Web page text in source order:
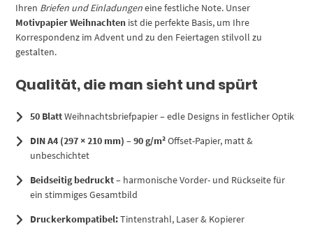
Ihren Briefen und Einladungeneine festliche Note. Unser
Motivpapier Weihnachten ist die perfekte Basis, um Ihre
Korrespondenz im Advent und zu den Feiertagen stilvoll zu
gestalten.
Qualität, die man sieht und spürt
50 BlattWeihnachtsbriefpapier – edle Designs in festlicher Optik
DIN A4 (297 × 210 mm) –90 g/m²Offset-Papier, matt &
unbeschichtet
Beidseitig bedruckt– harmonische Vorder- und Rückseite für
ein stimmiges Gesamtbild
Druckerkompatibel:Tintenstrahl, Laser & Kopierer